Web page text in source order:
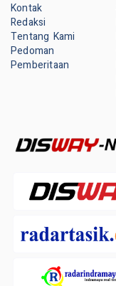
Kontak
Redaksi
Tentang Kami
Pedoman
Pemberitaan